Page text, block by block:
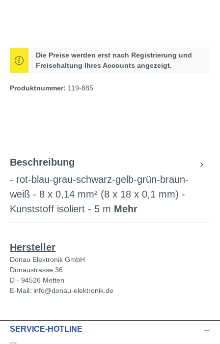
Die Preise werden erst nach Registrierung und
Freischaltung Ihres Accounts angezeigt.
Produktnummer: 119-885
Beschreibung
- rot-blau-grau-schwarz-gelb-grün-braun-
weiß - 8 x 0,14 mm² (8 x 18 x 0,1 mm) -
Kunststoff isoliert - 5 m Mehr
Hersteller
Donau Elektronik GmbH
Donaustrasse 36
D - 94526 Metten
E-Mail: info@donau-elektronik.de
SERVICE-HOTLINE